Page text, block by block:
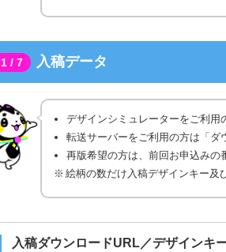
1 / 7 入稿データ
デザインシミュレーターをご利用
転送サーバーをご利用の方は「ダ
再版希望の方は、前回お申込みの
絵柄の数だけ入稿デザインキー及
入稿ダウンロードURL／デザインキ